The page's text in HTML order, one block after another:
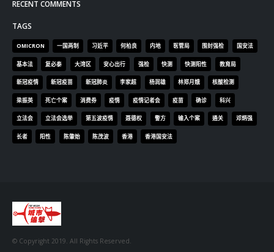
RECENT COMMENTS
TAGS
OMICRON 一国两制 习近平 何柏良 内地 医管局 围封强检 国安法
基本法 复必泰 大湾区 安心出行 强检 快测 快测阳性 教育局
新冠疫情 新冠疫苗 新冠肺炎 李家超 杨润雄 林郑月娥 核酸检测
梁振英 死亡个案 消费券 疫情 疫情记者会 疫苗 确诊 科兴
立法会 立法会选举 第五波疫情 聂德权 警方 输入个案 通关 邓炳强
长者 阳性 陈肇始 陈茂波 香港 香港国安法
© Copyright 2019. All Rights Reserved.